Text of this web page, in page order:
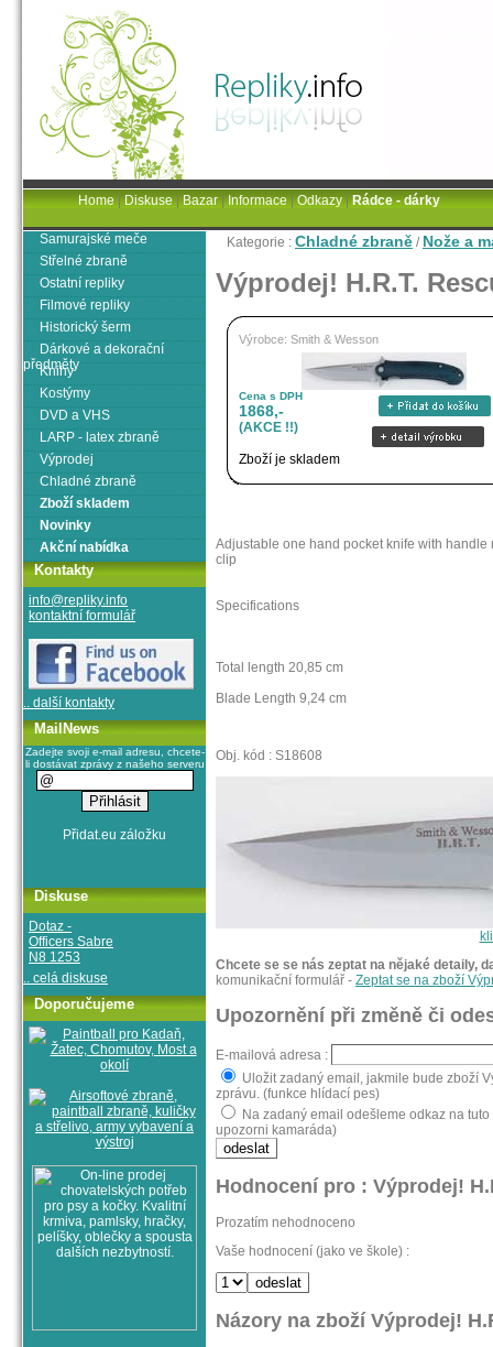
Kategorie : Chladné zbraně / Nože a
Výprodej! H.R.T.
Výrobce: Smith & Wesson
Cena s DPH
1868,-
(AKCE !!)
Zboží je skladem
Adjustable one hand pocket knife with
clip
Specifications
Total length 20,85 cm
Blade Length 9,24 cm
Obj. kód : S18608
Chcete se se nás zeptat na nějaké detaily,
komunikační formulář - Zeptat se na zboží
Upozornění při změně či
E-mailová adresa :
Uložit zadaný email, jakmile bude zboží
zprávu. (funkce hlídací pes)
Na zadaný email odešleme odkaz na
upozorni kamaráda)
Hodnocení pro : Výprodej!
Prozatím nehodnoceno
Vaše hodnocení (jako ve škole) :
Názory na zboží Výprodej!
Samurajské meče
Střelné zbraně
Ostatní repliky
Filmové repliky
Historický šerm
Dárkové a dekorační
předměty
Knihy
Kostýmy
DVD a VHS
LARP - latex zbraně
Výprodej
Chladné zbraně
Zboží skladem
Novinky
Akční nabídka
Kontakty
info@repliky.info
kontaktní formulář
.. další kontakty
MailNews
Zadejte svoji e-mail adresu, chcete-
li dostávat zprávy z našeho serveru
Diskuse
Dotaz -
Officers Sabre
N8 1253
.. celá diskuse
Doporučujeme
Home|Diskuse|Bazar|Informace|Odkazy|Rádce - dárky